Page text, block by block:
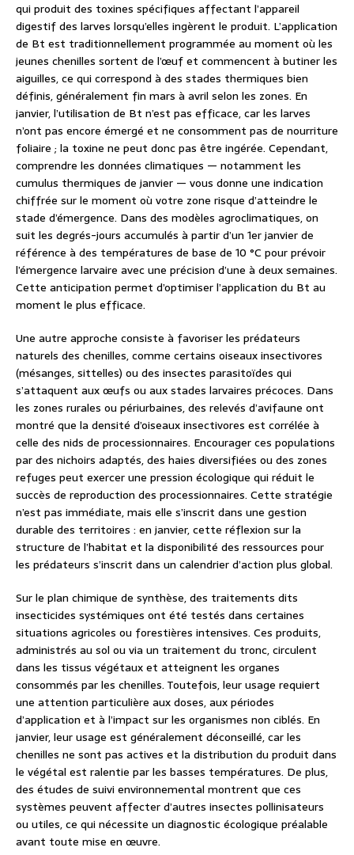
qui produit des toxines spécifiques affectant l’appareil
digestif des larves lorsqu’elles ingèrent le produit. L’application
de Bt est traditionnellement programmée au moment où les
jeunes chenilles sortent de l’œuf et commencent à butiner les
aiguilles, ce qui correspond à des stades thermiques bien
définis, généralement fin mars à avril selon les zones. En
janvier, l’utilisation de Bt n’est pas efficace, car les larves
n’ont pas encore émergé et ne consomment pas de nourriture
foliaire ; la toxine ne peut donc pas être ingérée. Cependant,
comprendre les données climatiques — notamment les
cumulus thermiques de janvier — vous donne une indication
chiffrée sur le moment où votre zone risque d’atteindre le
stade d’émergence. Dans des modèles agroclimatiques, on
suit les degrés-jours accumulés à partir d’un 1er janvier de
référence à des températures de base de 10 °C pour prévoir
l’émergence larvaire avec une précision d’une à deux semaines.
Cette anticipation permet d’optimiser l’application du Bt au
moment le plus efficace.
Une autre approche consiste à favoriser les prédateurs
naturels des chenilles, comme certains oiseaux insectivores
(mésanges, sittelles) ou des insectes parasitoïdes qui
s’attaquent aux œufs ou aux stades larvaires précoces. Dans
les zones rurales ou périurbaines, des relevés d’avifaune ont
montré que la densité d’oiseaux insectivores est corrélée à
celle des nids de processionnaires. Encourager ces populations
par des nichoirs adaptés, des haies diversifiées ou des zones
refuges peut exercer une pression écologique qui réduit le
succès de reproduction des processionnaires. Cette stratégie
n’est pas immédiate, mais elle s’inscrit dans une gestion
durable des territoires : en janvier, cette réflexion sur la
structure de l’habitat et la disponibilité des ressources pour
les prédateurs s’inscrit dans un calendrier d’action plus global.
Sur le plan chimique de synthèse, des traitements dits
insecticides systémiques ont été testés dans certaines
situations agricoles ou forestières intensives. Ces produits,
administrés au sol ou via un traitement du tronc, circulent
dans les tissus végétaux et atteignent les organes
consommés par les chenilles. Toutefois, leur usage requiert
une attention particulière aux doses, aux périodes
d’application et à l’impact sur les organismes non ciblés. En
janvier, leur usage est généralement déconseillé, car les
chenilles ne sont pas actives et la distribution du produit dans
le végétal est ralentie par les basses températures. De plus,
des études de suivi environnemental montrent que ces
systèmes peuvent affecter d’autres insectes pollinisateurs
ou utiles, ce qui nécessite un diagnostic écologique préalable
avant toute mise en œuvre.